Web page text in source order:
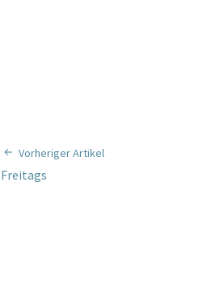
Vorheriger Artikel
Freitags